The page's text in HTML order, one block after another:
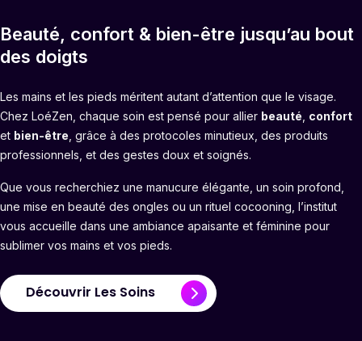
Beauté, confort & bien-être jusqu’au bout
des doigts
Les mains et les pieds méritent autant d’attention que le visage.
Chez LoéZen, chaque soin est pensé pour allier beauté confort
et bien-être , grâce à des protocoles minutieux, des produits
professionnels, et des gestes doux et soignés.
Que vous recherchiez une manucure élégante, un soin profond,
une mise en beauté des ongles ou un rituel cocooning, l’institut
vous accueille dans une ambiance apaisante et féminine pour
sublimer vos mains et vos pieds.
Découvrir Les Soins